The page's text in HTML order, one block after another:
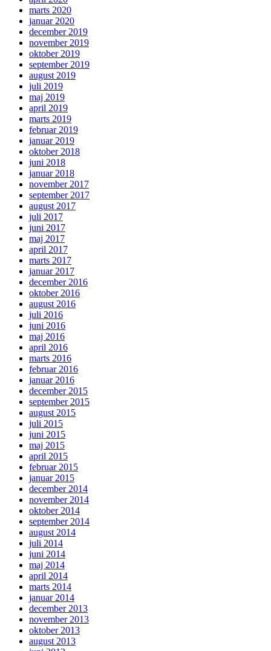
marts 2020
januar 2020
december 2019
november 2019
oktober 2019
september 2019
august 2019
juli 2019
maj 2019
april 2019
marts 2019
februar 2019
januar 2019
oktober 2018
juni 2018
januar 2018
november 2017
september 2017
august 2017
juli 2017
juni 2017
maj 2017
april 2017
marts 2017
januar 2017
december 2016
oktober 2016
august 2016
juli 2016
juni 2016
maj 2016
april 2016
marts 2016
februar 2016
januar 2016
december 2015
september 2015
august 2015
juli 2015
juni 2015
maj 2015
april 2015
februar 2015
januar 2015
december 2014
november 2014
oktober 2014
september 2014
august 2014
juli 2014
juni 2014
maj 2014
april 2014
marts 2014
januar 2014
december 2013
november 2013
oktober 2013
august 2013